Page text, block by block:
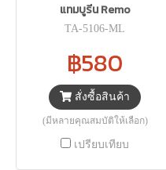
แทมบูรีน Remo
TA-5106-ML
฿580
สั่งซื้อสินค้า
(มีหลายคุณสมบัติให้เลือก)
เปรียบเทียบ